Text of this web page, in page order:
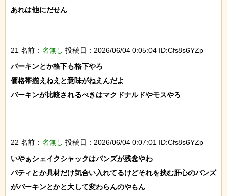
あれは他にだせん
21 名前： 名無し 投稿日：2026/06/04 0:05:04 ID:Cfs8s6YZp
バーキンとか格下も格下やろ
価格帯揃えねえと意味がねえんだよ
バーキンが比較されるべきはマクドナルドやモスやろ
22 名前： 名無し 投稿日：2026/06/04 0:07:01 ID:Cfs8s6YZp
いやぁシェイクシャックはバンズが残念やわ
パティとか具材だけ気合い入れてるけどそれを挟む肝心のバンズ
がバーキンとかと大して変わらんのやもん